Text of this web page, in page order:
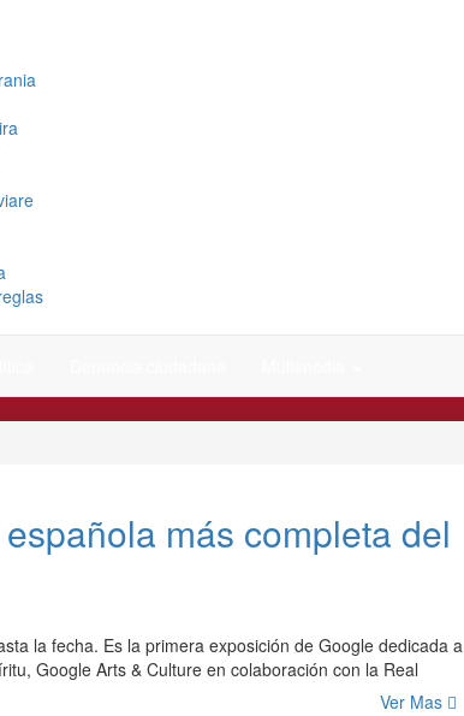
más completa del
la fecha. Es la primera exposición de Google dedicada a
Google Arts & Culture en colaboración con la Real
Ver Mas